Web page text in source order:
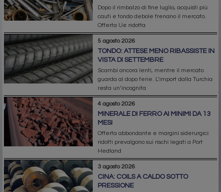
Dopo il rimbalzo di fine luglio, acquisti più
cauti e tondo debole frenano il mercato.
Offerta Ue ridotta
5 agosto 2026
TONDO: ATTESE MENO RIBASSISTE IN
VISTA DI SETTEMBRE
Scambi ancora lenti, mentre il mercato
guarda al dopo ferie. L’import dalla Turchia
resta un’incognita
4 agosto 2026
MINERALE DI FERRO AI MINIMI DA 13
MESI
Offerta abbondante e margini siderurgici
ridotti prevalgono sui rischi legati a Port
Hedland
3 agosto 2026
CINA: COILS A CALDO SOTTO
PRESSIONE